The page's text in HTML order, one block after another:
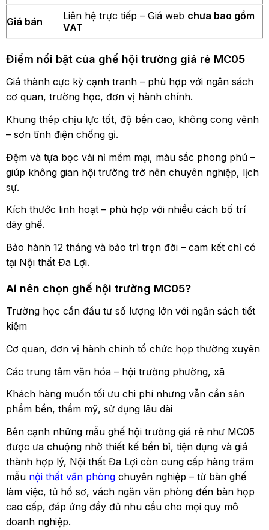
Giá bán Liên hệ trực tiếp – Giá web chưa bao gồm
VAT
Điểm nổi bật của ghế hội trường giá rẻ MC05
Giá thành cực kỳ cạnh tranh – phù hợp với ngân sách
cơ quan, trường học, đơn vị hành chính.
Khung thép chịu lực tốt, độ bền cao, không cong vênh
– sơn tĩnh điện chống gỉ.
Đệm và tựa bọc vải nỉ mềm mại, màu sắc phong phú –
giúp không gian hội trường trở nên chuyên nghiệp, lịch
sự.
Kích thước linh hoạt – phù hợp với nhiều cách bố trí
dãy ghế.
Bảo hành 12 tháng và bảo trì trọn đời – cam kết chỉ có
tại Nội thất Đa Lợi.
Ai nên chọn ghế hội trường MC05?
Trường học cần đầu tư số lượng lớn với ngân sách tiết
kiệm
Cơ quan, đơn vị hành chính tổ chức họp thường xuyên
Các trung tâm văn hóa – hội trường phường, xã
Khách hàng muốn tối ưu chi phí nhưng vẫn cần sản
phẩm bền, thẩm mỹ, sử dụng lâu dài
Bên cạnh những mẫu ghế hội trường giá rẻ như MC05
được ưa chuộng nhờ thiết kế bền bỉ, tiện dụng và giá
thành hợp lý, Nội thất Đa Lợi còn cung cấp hàng trăm
mẫu nội thất văn phòng chuyên nghiệp – từ bàn ghế
làm việc, tủ hồ sơ, vách ngăn văn phòng đến bàn họp
cao cấp, đáp ứng đầy đủ nhu cầu cho mọi quy mô
doanh nghiệp.